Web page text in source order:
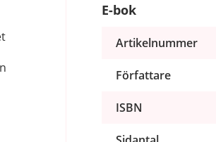
E-bok
Artikelnummer
Författare
ISBN